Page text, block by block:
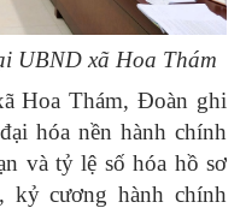
UBND xã Hoa Thám
Hoa Thám, Đoàn ghi
hóa nền hành chính
và tỷ lệ số hóa hồ sơ
kỷ cương hành chính